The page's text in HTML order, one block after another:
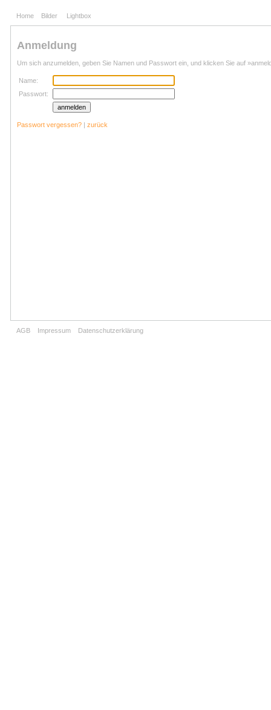
Home Bilder Lightbox
AGB Impressum Datenschutzerklärung
Anmeldung
Um sich anzumelden, geben Sie Namen und Passwort ein, und klicken Sie auf
Name:
Passwort:
Passwort vergessen? | zurück